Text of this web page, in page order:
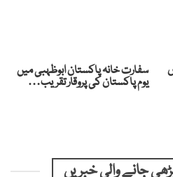
سفارت خانہ پاکستان ابوظہبی میں
یوم پاکستان کی پروقار تقریب…
جانے والی خبریں